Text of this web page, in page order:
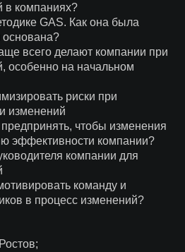
в компаниях?
GAS. Как она была
основана?
всего делают компании при
особенно на начальном
риски при
изменений
чтобы изменения
эффективности компании?
компании для
команду и
в процесс изменений?